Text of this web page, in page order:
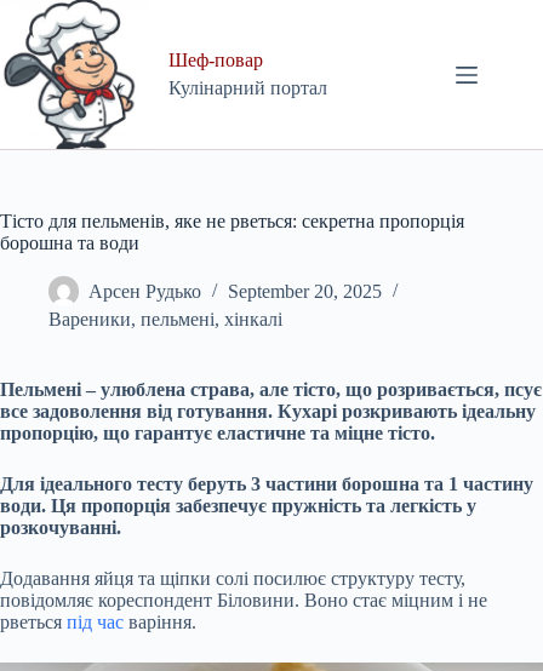
content
Шеф-повар
Кулінарний портал
Тісто для пельменів, яке не рветься: секретна пропорція
борошна та води
Арсен Рудько
September 20, 2025
Вареники, пельмені, хінкалі
Пельмені – улюблена страва, але тісто, що розривається, псує
все задоволення від готування. Кухарі розкривають ідеальну
пропорцію, що гарантує еластичне та міцне тісто.
Для ідеального тесту беруть 3 частини борошна та 1 частину
води. Ця пропорція забезпечує пружність та легкість у
розкочуванні.
Додавання яйця та щіпки солі посилює структуру тесту,
повідомляє кореспондент Біловини. Воно стає міцним і не
рветься під час варіння.